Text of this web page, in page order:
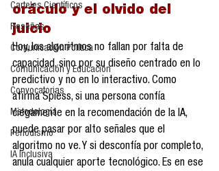
Carteles Científicos
Reseñas
Comunicación Política
Comunicación y Educación
Convocatorias
Metodología
Periodismo
IA Inclusiva
oráculo y el olvido del
juicio
Hoy, los algoritmos no fallan por falta de
capacidad, sino por su diseño centrado en lo
predictivo y no en lo interactivo. Como
afirma Spiess, si una persona confía
ciegamente en la recomendación de la IA,
puede pasar por alto señales que el
algoritmo no ve. Y si desconfía por completo,
anula cualquier aporte tecnológico. Es en ese